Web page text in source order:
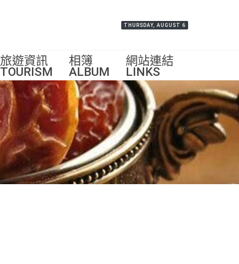
THURSDAY, AUGUST 6
旅遊資訊
TOURISM
相簿
ALBUM
網站連結
LINKS